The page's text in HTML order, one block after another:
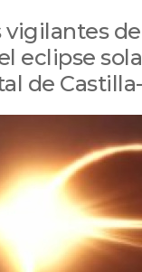
vigilantes
eclipse
de